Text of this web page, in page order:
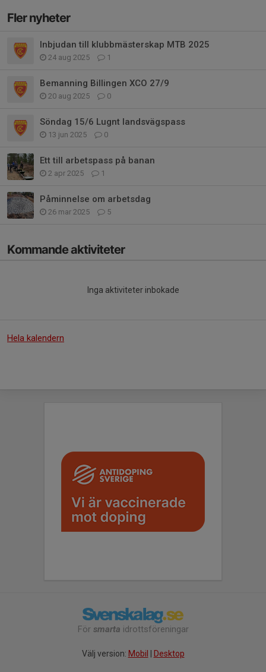
Fler nyheter
Inbjudan till klubbmästerskap MTB 2025
24 aug 2025 1
Bemanning Billingen XCO 27/9
20 aug 2025 0
Söndag 15/6 Lugnt landsvägspass
13 jun 2025 0
Ett till arbetspass på banan
2 apr 2025 1
Påminnelse om arbetsdag
26 mar 2025 5
Kommande aktiviteter
Inga aktiviteter inbokade
Hela kalendern
För smarta idrottsföreningar
Välj version: Mobil Desktop